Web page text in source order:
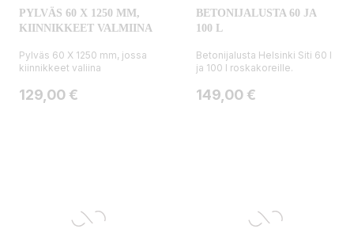
PYLVÄS 60 X 1250 MM,
KIINNIKKEET VALMIINA
Pylväs 60 X 1250 mm, jossa
kiinnikkeet valiina
Hinta
129,00 €
BETONIJALUSTA 60 JA
100 L
Betonijalusta Helsinki Siti 60 l
ja 100 l roskakoreille.
Hinta
149,00 €